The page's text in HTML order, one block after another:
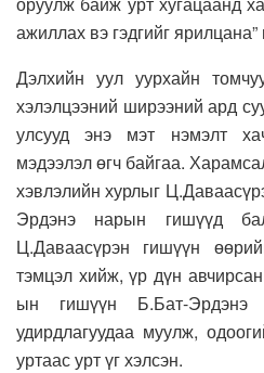
ажиллах вэ гэдгийг ярилцана”
Дэлхийн уул уурхайн
хэлэлцээний ширээний ард
улсууд энэ мэт нэмэлт
мэдээлэл өгч байгаа.
хэвлэлийн хурлыг
Эрдэнэ нарын гишүүд
Ц.Даваасүрэн гишүүн
тэмцэл хийж, үр дүн
ын гишүүн Б.Бат-
удирдлагуудаа муулж,
уртаас урт үг хэлсэн.